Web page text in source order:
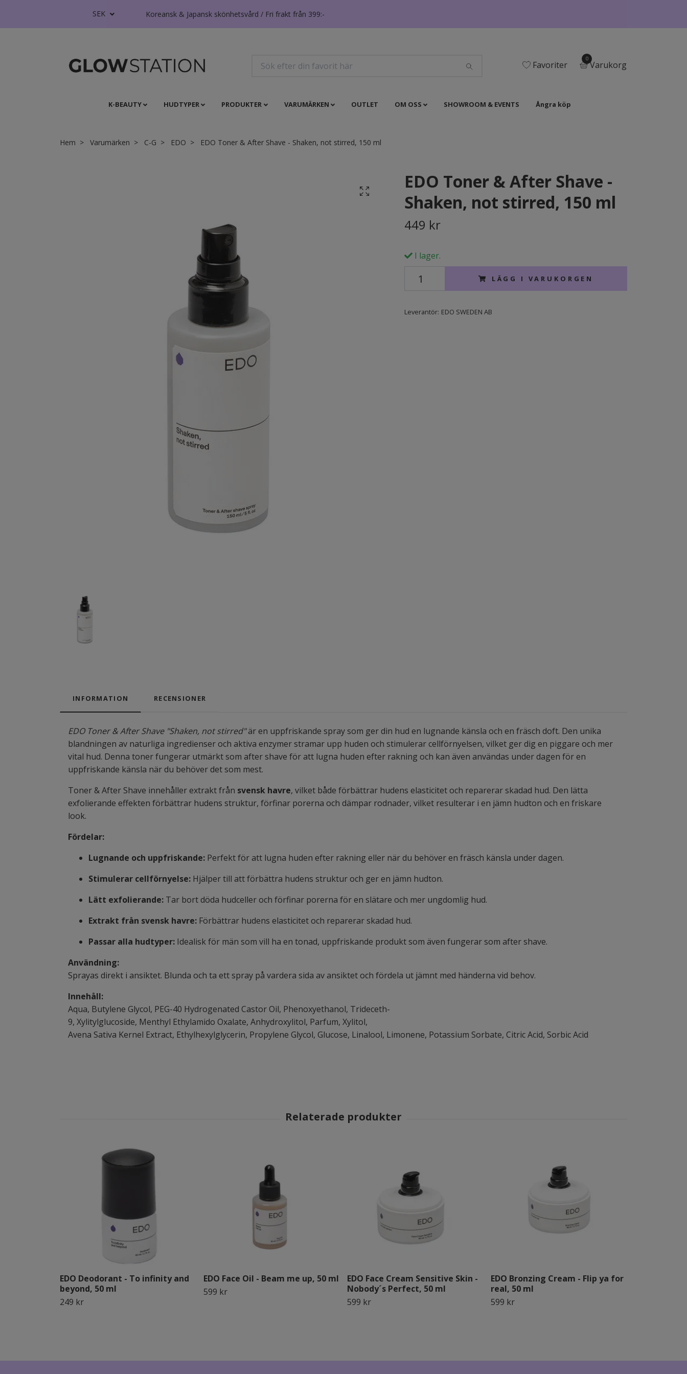
SEK Koreansk & Japansk skönhetsvård / Fri frakt från 399:-
Favoriter
0
Varukorg
K-BEAUTY HUDTYPER PRODUKTER VARUMÄRKEN OUTLET OM OSS SHOWROOM & EVENTS Ångra köp
Hem Varumärken C-G EDO EDO Toner & After Shave - Shaken, not stirred, 150 ml
EDO Toner & After Shave -
Shaken, not stirred, 150 ml
449 kr
I lager.
LÄGG I VARUKORGEN
Leverantör: EDO SWEDEN AB
INFORMATION RECENSIONER
EDO Toner & After Shave "Shaken, not stirred"är en uppfriskande spray som ger din hud en lugnande känsla och en fräsch doft. Den unika
blandningen av naturliga ingredienser och aktiva enzymer stramar upp huden och stimulerar cellförnyelsen, vilket ger dig en piggare och mer
vital hud. Denna toner fungerar utmärkt som after shave för att lugna huden efter rakning och kan även användas under dagen för en
uppfriskande känsla när du behöver det som mest.
Toner & After Shave innehåller extrakt från svensk havre, vilket både förbättrar hudens elasticitet och reparerar skadad hud. Den lätta
exfolierande effekten förbättrar hudens struktur, förfinar porerna och dämpar rodnader, vilket resulterar i en jämn hudton och en friskare
look.
Fördelar:
Lugnande och uppfriskande: Perfekt för att lugna huden efter rakning eller när du behöver en fräsch känsla under dagen.
Stimulerar cellförnyelse: Hjälper till att förbättra hudens struktur och ger en jämn hudton.
Lätt exfolierande: Tar bort döda hudceller och förfinar porerna för en slätare och mer ungdomlig hud.
Extrakt från svensk havre: Förbättrar hudens elasticitet och reparerar skadad hud.
Passar alla hudtyper: Idealisk för män som vill ha en tonad, uppfriskande produkt som även fungerar som after shave.
Användning:
Sprayas direkt i ansiktet. Blunda och ta ett spray på vardera sida av ansiktet och fördela ut jämnt med händerna vid behov.
Innehåll:
Aqua, Butylene Glycol, PEG-40 Hydrogenated CastorOil, Phenoxyethanol, Trideceth-
9, Xylitylglucoside, Menthyl Ethylamido Oxalate, Anhydroxylitol, Parfum, Xylitol,
Avena Sativa Kernel Extract, Ethylhexylglycerin, Propylene Glycol, Glucose, Linalool, Limonene, Potassium Sorbate, CitricAcid, SorbicAcid
EDO Deodorant - To infinity and
beyond, 50 ml
249 kr
EDO Face Oil - Beam me up, 50 ml
599 kr
EDO Face Cream Sensitive Skin -
Nobody´s Perfect, 50 ml
599 kr
EDO Bronzing Cream - Flip ya for
real, 50 ml
599 kr